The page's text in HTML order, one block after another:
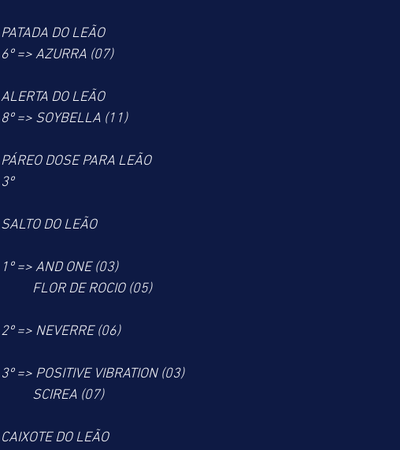
PATADA DO LEÃO
6º => AZURRA (07)
ALERTA DO LEÃO
8º => SOYBELLA (11)
PÁREO DOSE PARA LEÃO
3º
SALTO DO LEÃO
1º => AND ONE (03)
          FLOR DE ROCIO (05)
2º => NEVERRE (06)
3º => POSITIVE VIBRATION (03)
          SCIREA (07)
CAIXOTE DO LEÃO